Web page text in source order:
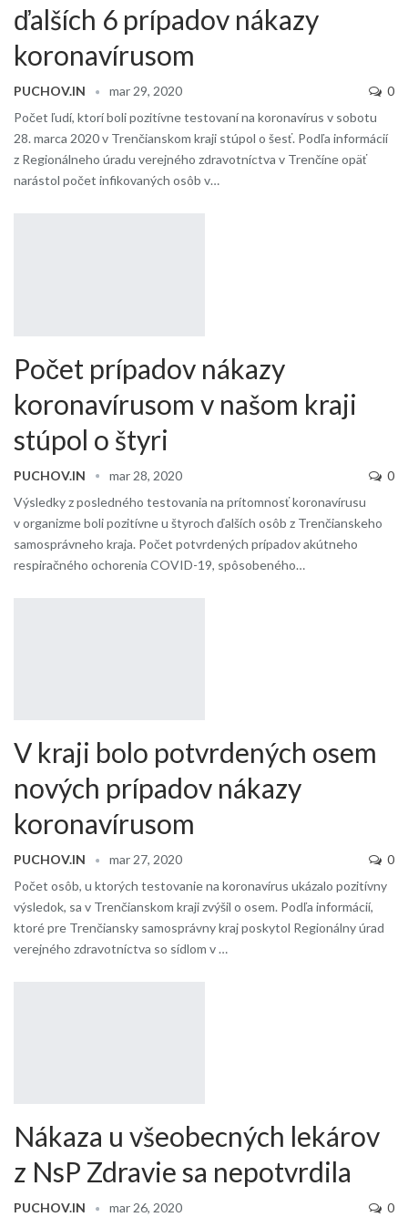
ďalších 6 prípadov nákazy
koronavírusom
PUCHOV.IN mar 29, 2020
0
Počet ľudí, ktorí boli pozitívne testovaní na koronavírus v sobotu
28. marca 2020 v Trenčianskom kraji stúpol o šesť. Podľa informácií
z Regionálneho úradu verejného zdravotníctva v Trenčíne opäť
narástol počet infikovaných osôb v…
Počet prípadov nákazy
koronavírusom v našom kraji
stúpol o štyri
PUCHOV.IN mar 28, 2020
0
Výsledky z posledného testovania na prítomnosť koronavírusu
v organizme boli pozitívne u štyroch ďalších osôb z Trenčianskeho
samosprávneho kraja. Počet potvrdených prípadov akútneho
respiračného ochorenia COVID-19, spôsobeného…
V kraji bolo potvrdených osem
nových prípadov nákazy
koronavírusom
PUCHOV.IN mar 27, 2020
0
Počet osôb, u ktorých testovanie na koronavírus ukázalo pozitívny
výsledok, sa v Trenčianskom kraji zvýšil o osem. Podľa informácií,
ktoré pre Trenčiansky samosprávny kraj poskytol Regionálny úrad
verejného zdravotníctva so sídlom v …
Nákaza u všeobecných lekárov
z NsP Zdravie sa nepotvrdila
PUCHOV.IN mar 26, 2020
0